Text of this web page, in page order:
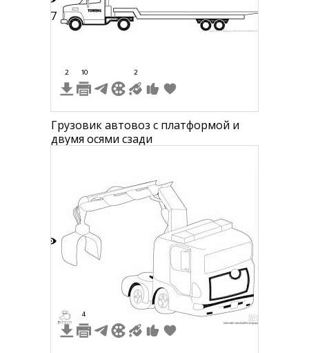
17
2 10 2
Грузовик автовоз с платформой и
двумя осями сзади
4